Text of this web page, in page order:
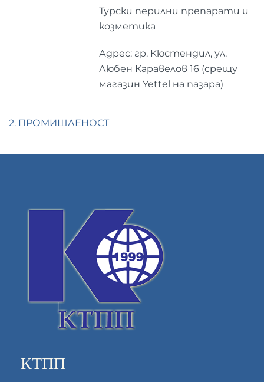
Турски перилни препарати и
козметика
Адрес: гр. Кюстендил, ул.
Любен Каравелов 16 (срещу
магазин Yettel на пазара)
2. ПРОМИШЛЕНОСТ
КТПП